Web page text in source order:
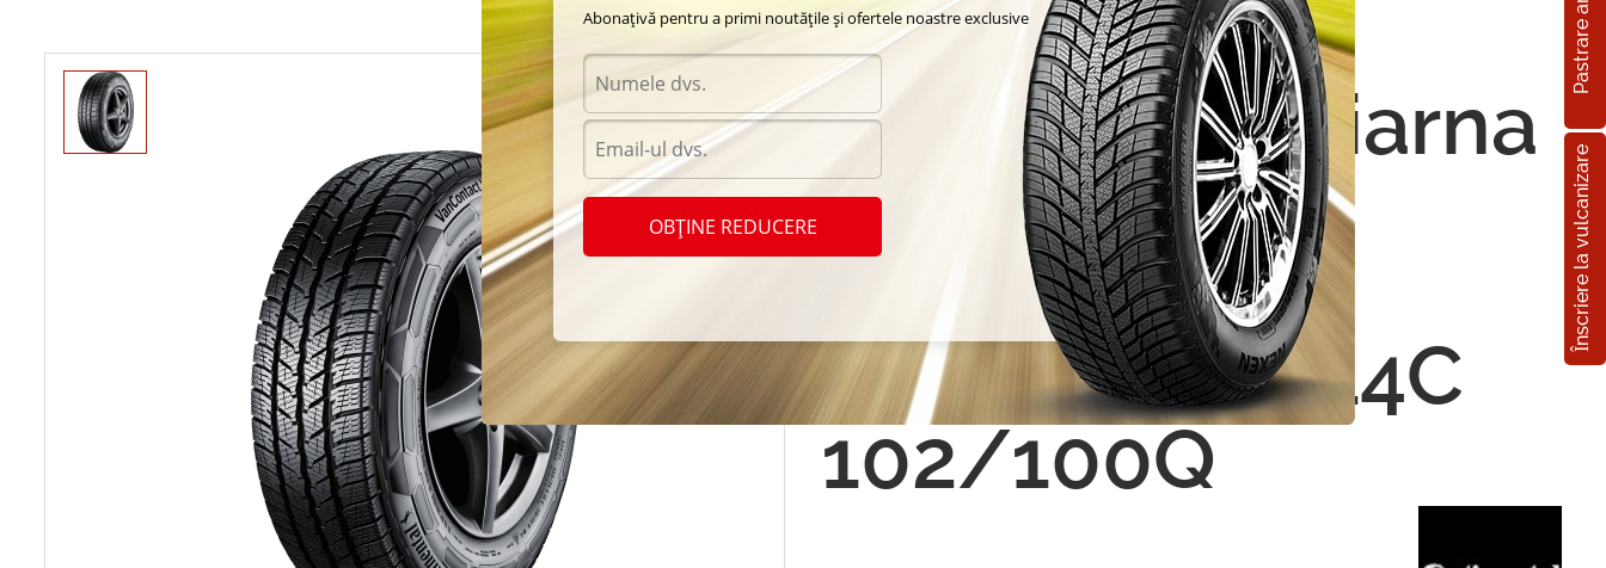
Înscriere la vulcanizare
Anvelope de iarna
Continental
VanContact
Winter 185 R14C
102/100Q
Abonațivă pentru a primi noutățile și ofertele noastre exclusive
OBȚINE REDUCERE